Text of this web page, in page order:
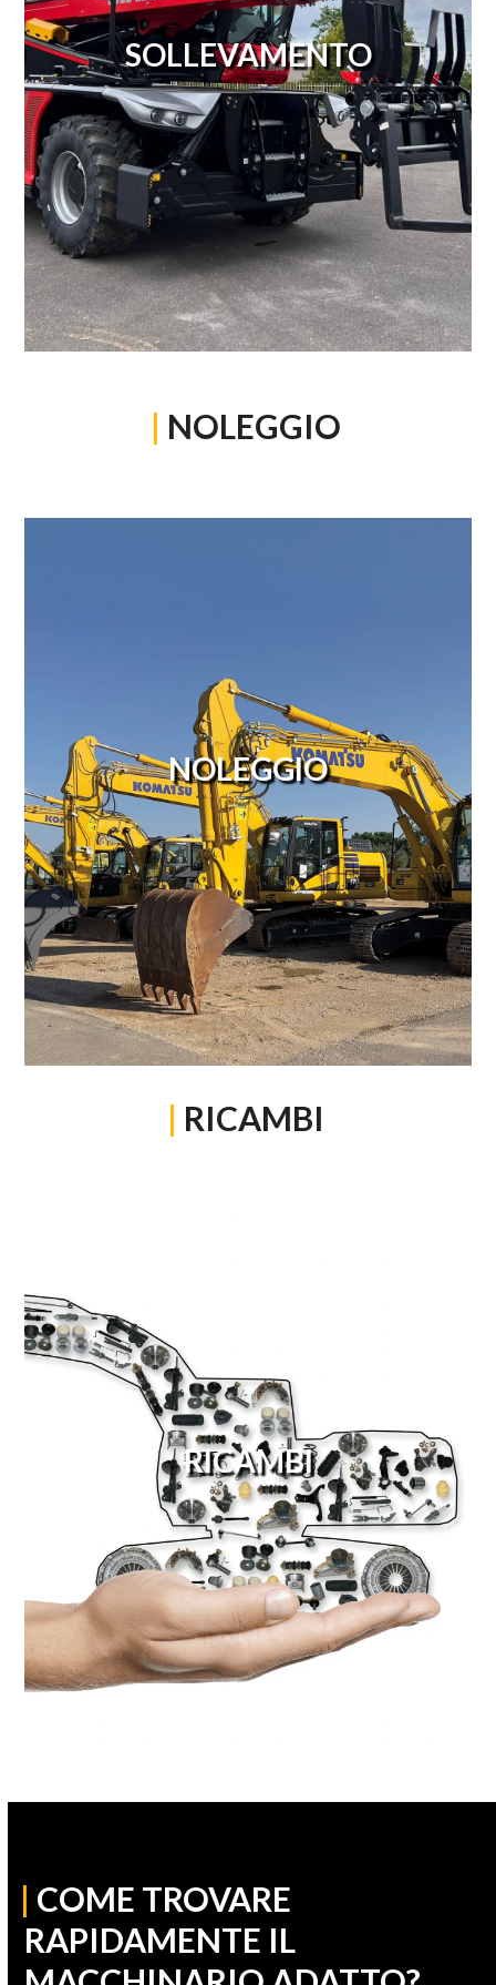
SOLLEVAMENTO
| NOLEGGIO
NOLEGGIO
| RICAMBI
RICAMBI
| COME TROVARE
RAPIDAMENTE IL